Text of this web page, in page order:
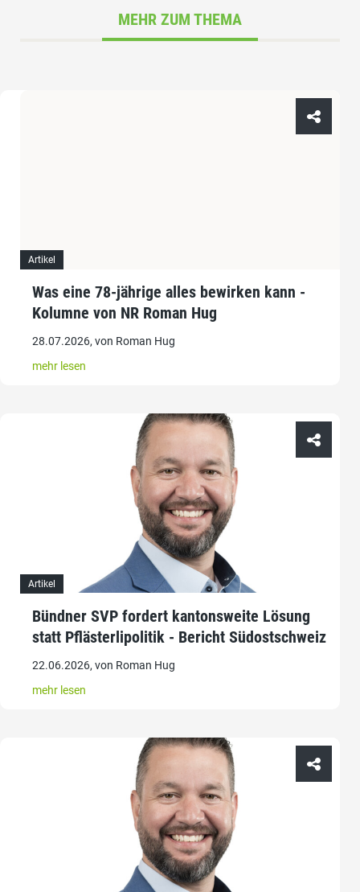
MEHR ZUM THEMA
Artikel
Was eine 78-jährige alles bewirken kann -
Kolumne von NR Roman Hug
28.07.2026, von Roman Hug
mehr lesen
Artikel
Bündner SVP fordert kantonsweite Lösung
statt Pflästerlipolitik - Bericht Südostschweiz
22.06.2026, von Roman Hug
mehr lesen